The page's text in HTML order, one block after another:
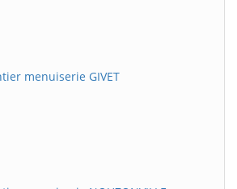
menuiserie GIVET